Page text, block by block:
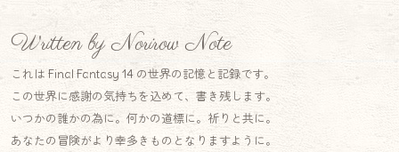
Written by Norirow Note
これは Final Fantasy 14 の世界の記憶と記録です。
この世界に感謝の気持ちを込めて、書き残します。
いつかの誰かの為に。何かの道標に。祈りと共に。
あなたの冒険がより幸多きものとなりますように。